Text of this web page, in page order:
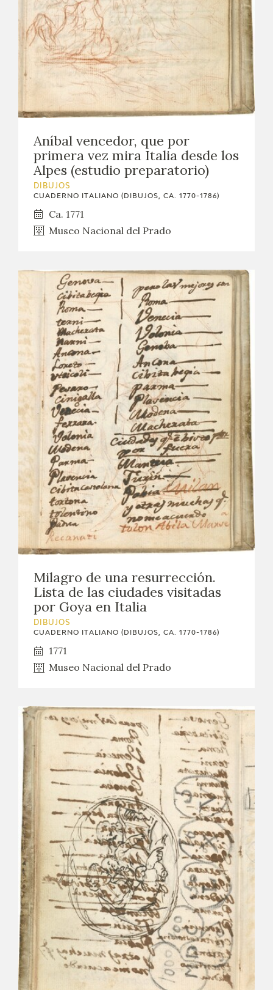
Aníbal vencedor, que por
primera vez mira Italia desde los
Alpes (estudio preparatorio)
DIBUJOS
CUADERNO ITALIANO (DIBUJOS, CA. 1770-1786)
Ca. 1771
Museo Nacional del Prado
Milagro de una resurrección.
Lista de las ciudades visitadas
por Goya en Italia
DIBUJOS
CUADERNO ITALIANO (DIBUJOS, CA. 1770-1786)
1771
Museo Nacional del Prado